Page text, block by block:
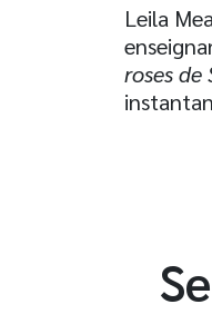
Leila
roses de